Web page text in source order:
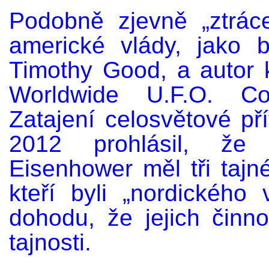
Podobně zjevně
americké vlády, jako
Timothy Good, a autor
Worldwide U.F.O.
Zatajení celosvětové
2012 prohlásil, že
Eisenhower měl tři
kteří byli „nordického
dohodu, že jejich
tajnosti.